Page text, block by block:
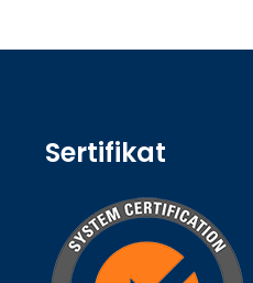
Sertifikat